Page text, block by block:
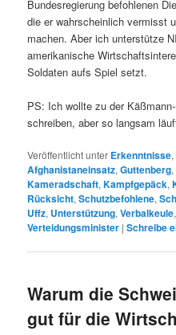
Bundesregierung befohlenen
die er wahrscheinlich vermisst
machen. Aber ich unterstütze
amerikanische
Soldaten aufs Spiel setzt.
PS: Ich wollte zu der
schreiben, aber so langsam
Veröffentlicht unter Erkenntnisse,
Afghanistaneinsatz,Guttenberg,
Kameradschaft,Kampfgepäck,
Rücksicht,Schutzbefohlene,
Uffz, Unterstützung,Verbalkeule
Verteidungsminister |Schreibe
Warum die
gut für die